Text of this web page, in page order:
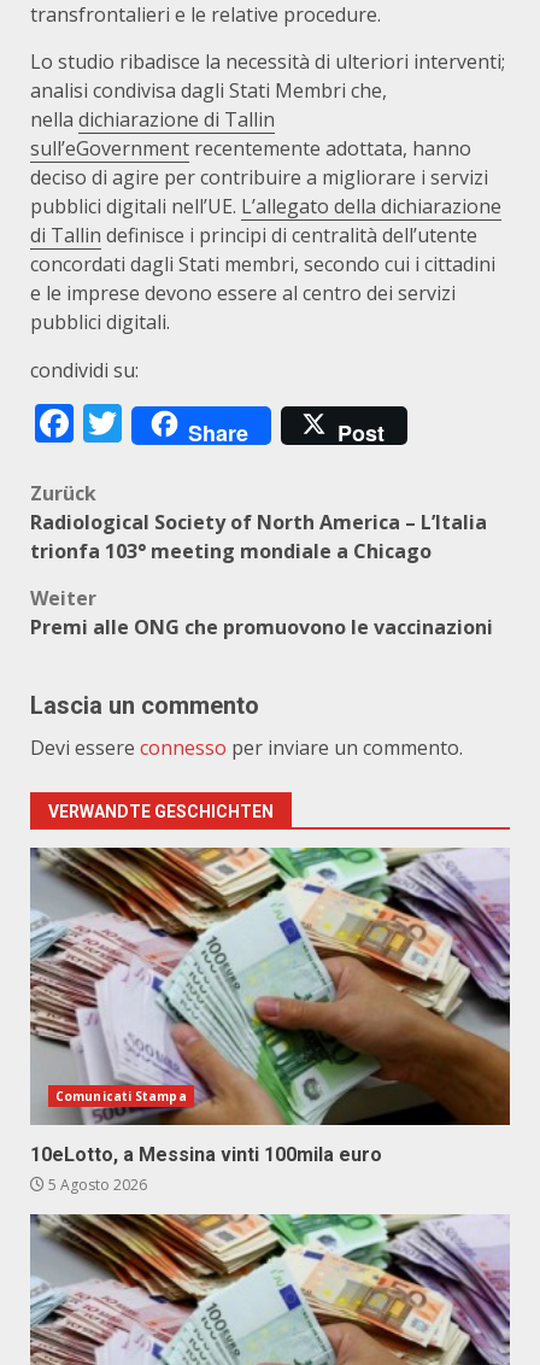
transfrontalieri e le relative procedure.
Lo studio ribadisce la necessità di ulteriori interventi;
analisi condivisa dagli Stati Membri che,
nella dichiarazione di Tallin
sull’eGovernment recentemente adottata, hanno
deciso di agire per contribuire a migliorare i servizi
pubblici digitali nell’UE. L’allegato della dichiarazione
di Tallin definisce i principi di centralità dell’utente
concordati dagli Stati membri, secondo cui i cittadini
e le imprese devono essere al centro dei servizi
pubblici digitali.
condividi su:
Facebook
Twitter
Share Post
Beitragsnavigation
Zurück
Radiological Society of North America – L’Italia
trionfa 103° meeting mondiale a Chicago
Weiter
Premi alle ONG che promuovono le vaccinazioni
Lascia un commento
Devi essere connesso per inviare un commento.
VERWANDTE GESCHICHTEN
Comunicati Stampa
10eLotto, a Messina vinti 100mila euro
5 Agosto 2026